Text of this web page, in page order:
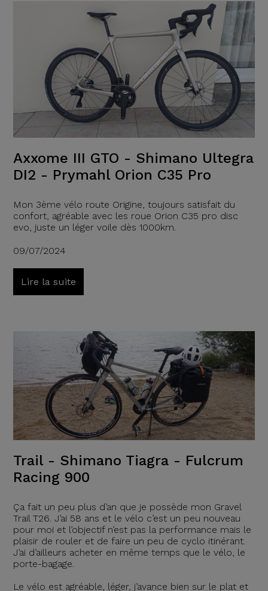
Axxome III GTO - Shimano Ultegra
DI2 - Prymahl Orion C35 Pro
Mon 3ème vélo route Origine, toujours satisfait du
confort, agréable avec les roue Orion C35 pro disc
evo, juste un léger voile dès 1000km.
09/07/2024
Lire la suite
Trail - Shimano Tiagra - Fulcrum
Racing 900
Ça fait un peu plus d’an que je possède mon Gravel
Trail T26. J’ai 58 ans et le vélo c’est un peu nouveau
pour moi et l’objectif n’est pas la performance mais le
plaisir de rouler et de faire un peu de cyclo itinérant.
J’ai d’ailleurs acheter en même temps que le vélo, le
porte-bagage.
Le vélo est agréable, léger, j’avance bien sur le plat et